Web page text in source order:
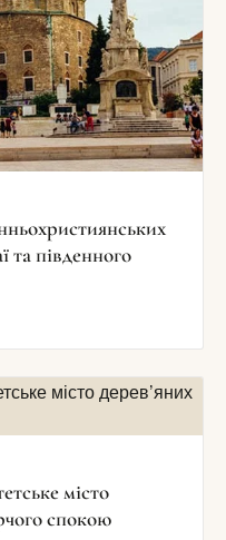
та південного
місто
спокою